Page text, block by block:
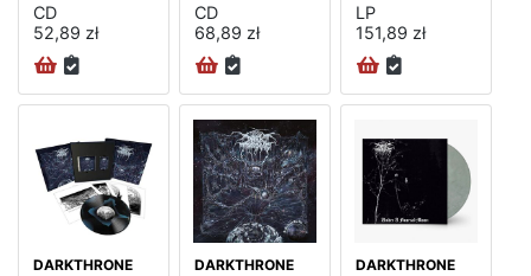
CD
52,89 zł
CD
68,89 zł
LP
151,89 zł
DARKTHRONE
DARKTHRONE
DARKTHRONE